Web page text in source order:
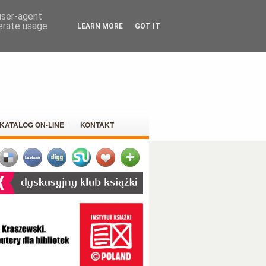
KATALOG ON-LINE KONTAKT
agent
usage
LEARN MORE GOT IT